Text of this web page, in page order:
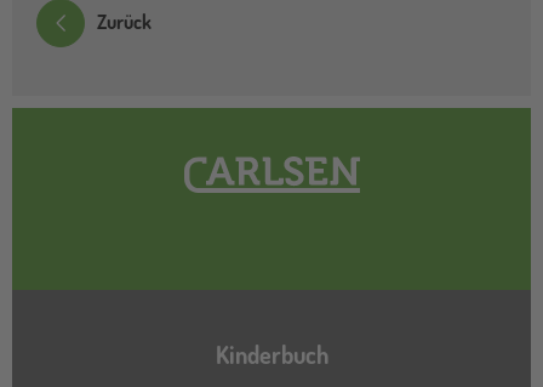
Zurück
Hauptnavigation
Kinderbuch